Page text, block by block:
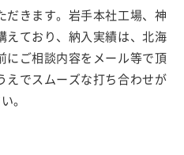
だきます。岩手本社工場、神
えており、納入実績は、北海
にご相談内容をメール等で頂
えでスムーズな打ち合わせが
。